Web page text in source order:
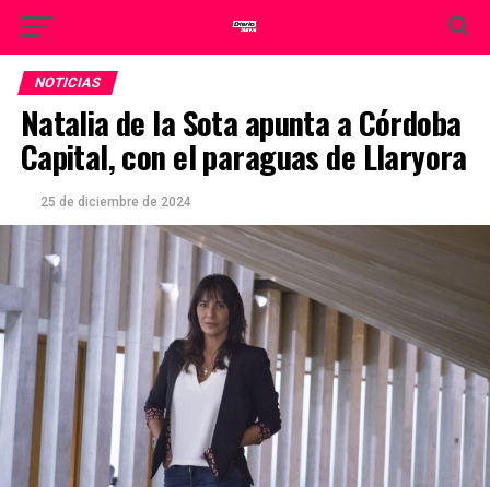
NOTICIAS
Natalia de la Sota apunta a Córdoba
Capital, con el paraguas de Llaryora
25 de diciembre de 2024